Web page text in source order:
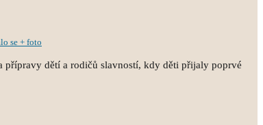
se + foto
přípravy dětí a rodičů slavností, kdy děti přijaly poprvé